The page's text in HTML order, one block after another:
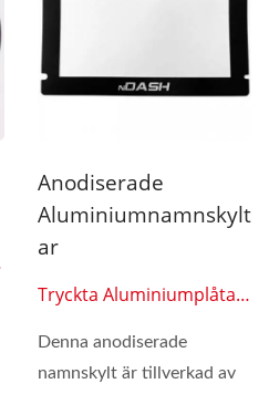
Anodiserade
Aluminiumnamnskylt
Ar
Tryckta Aluminiumplåtar
Denna anodiserade
namnskylt är tillverkad av